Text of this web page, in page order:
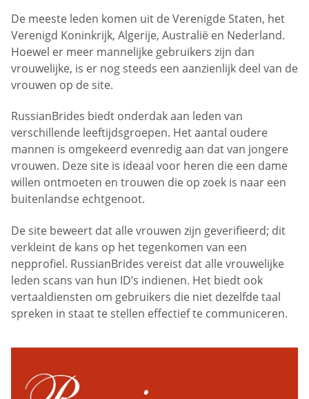
De meeste leden komen uit de Verenigde Staten, het
Verenigd Koninkrijk, Algerije, Australië en Nederland.
Hoewel er meer mannelijke gebruikers zijn dan
vrouwelijke, is er nog steeds een aanzienlijk deel van de
vrouwen op de site.
RussianBrides biedt onderdak aan leden van
verschillende leeftijdsgroepen. Het aantal oudere
mannen is omgekeerd evenredig aan dat van jongere
vrouwen. Deze site is ideaal voor heren die een dame
willen ontmoeten en trouwen die op zoek is naar een
buitenlandse echtgenoot.
De site beweert dat alle vrouwen zijn geverifieerd; dit
verkleint de kans op het tegenkomen van een
nepprofiel. RussianBrides vereist dat alle vrouwelijke
leden scans van hun ID’s indienen. Het biedt ook
vertaaldiensten om gebruikers die niet dezelfde taal
spreken in staat te stellen effectief te communiceren.